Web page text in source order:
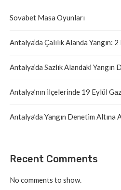
Sovabet Masa Oyunları
Antalya’da Çalılık Alanda Yangın: 2
Antalya’da Sazlık Alandaki Yangın
Antalya’nın ilçelerinde 19 Eylül
Antalya’da Yangın Denetim Altına
Recent Comments
No comments to show.